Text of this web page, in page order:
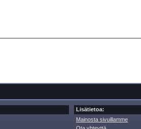
Lisätietoa:
Mainosta sivuillamme